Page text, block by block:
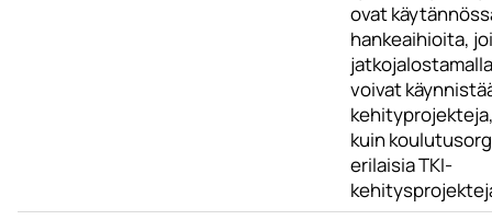
ovat
hankeaihioita,
voivat
kuin
erilaisia TKI-